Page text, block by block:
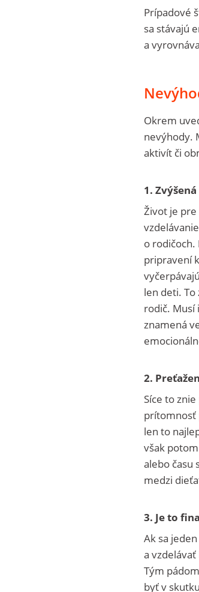
Prípadové
sa stávajú
a
Okrem
nevýhody.
aktivít či
1.
Život je pre
o rodičoch.
pripravení
len deti.
rodič. Musí
znamená
2.
Síce to
prítomnosť
len to
však
alebo času
medzi
3. Je to
Ak sa
a
Tým
byť v